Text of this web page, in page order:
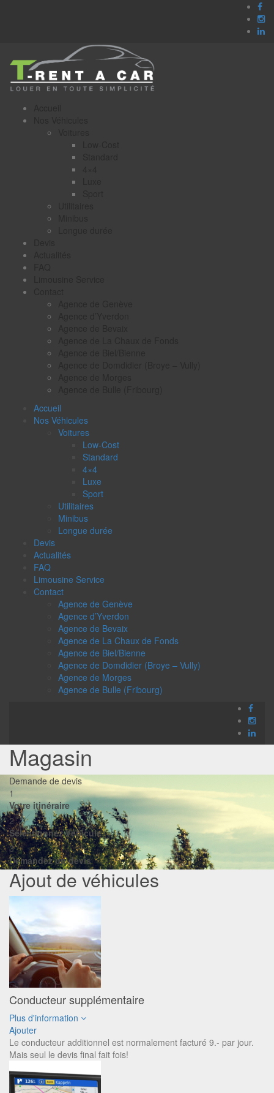
Accueil
Nos Véhicules
Voitures
Low-Cost
Standard
4×4
Luxe
Sport
Utilitaires
Minibus
Longue durée
Devis
Actualités
FAQ
Limousine Service
Contact
Agence de Genève
Agence d’Yverdon
Agence de Bevaix
Agence de La Chaux de Fonds
Agence de Biel/Bienne
Agence de Domdidier (Broye – Vully)
Agence de Morges
Agence de Bulle (Fribourg)
Magasin
Demande de devis
1
Votre itinéraire
2
Sélectionnez Véhicule
3
Demandez un devis
Ajout de véhicules
Conducteur supplémentaire
Plus d'information
Ajouter
Le conducteur additionnel est normalement facturé 9.- par jour.
Mais seul le devis final fait fois!